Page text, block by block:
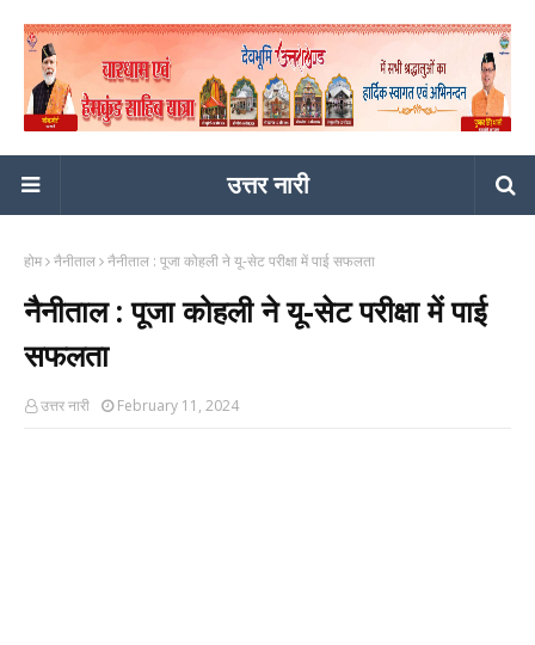
उत्तर नारी
होम नैनीताल नैनीताल : पूजा कोहली ने यू-सेट परीक्षा में पाई सफलता
नैनीताल : पूजा कोहली ने यू-सेट परीक्षा में पाई
सफलता
उत्तर नारी February 11, 2024